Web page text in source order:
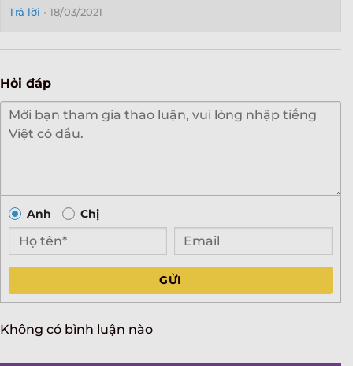
Trả lời • 18/03/2021
Hỏi đáp
Anh Chị
GỬI
Không có bình luận nào